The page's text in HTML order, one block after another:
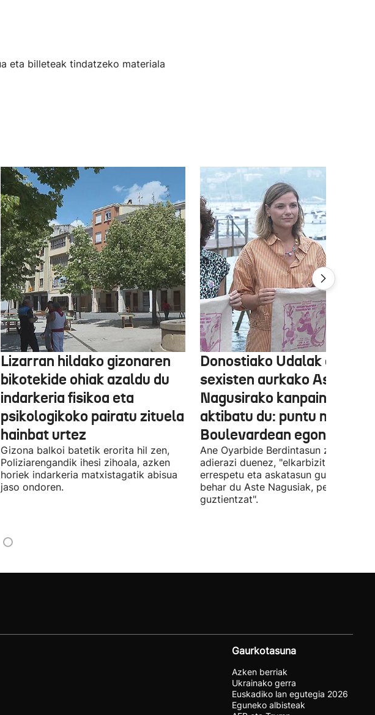
eta billeteak tindatzeko materiala
Lizarran hildako gizonaren
bikotekide ohiak azaldu du
indarkeria fisikoa eta
psikologikoko pairatu zituela
hainbat urtez
Gizona balkoi batetik erorita hil zen,
Poliziarengandik ihesi zihoala, azken
horiek indarkeria matxistagatik abisua
jaso ondoren.
Donostiako Udalak eraso
sexisten aurkako Aste
Nagusirako kanpaina
aktibatu du: puntu morea
Boulevardean egongo da
Ane Oyarbide Berdintasun
adierazi duenez, "elkarbizitza,
errespetu eta askatasun gunea izan
behar du Aste Nagusiak, pertsona
guztientzat".
Gaurkotasuna
Azken berriak
Ukrainako gerra
Euskadiko lan egutegia 2026
Eguneko albisteak